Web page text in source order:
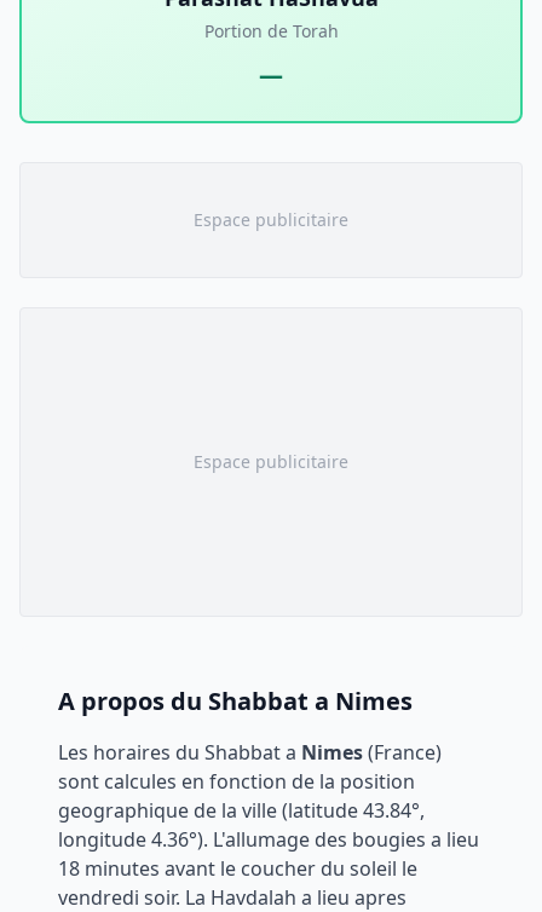
Portion de Torah
—
Espace publicitaire
Espace publicitaire
A propos du Shabbat a Nimes
Les horaires du Shabbat a Nimes(France)
sont calcules en fonction de la position
geographique de la ville (latitude43.84°,
longitude4.36°). L'allumage des bougies a lieu
18 minutes avant le coucher du soleil le
vendredi soir. La Havdalah a lieu apres